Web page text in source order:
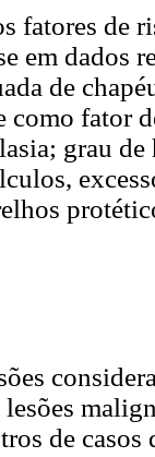
fatores de
em dados
de
como fator
grau
de